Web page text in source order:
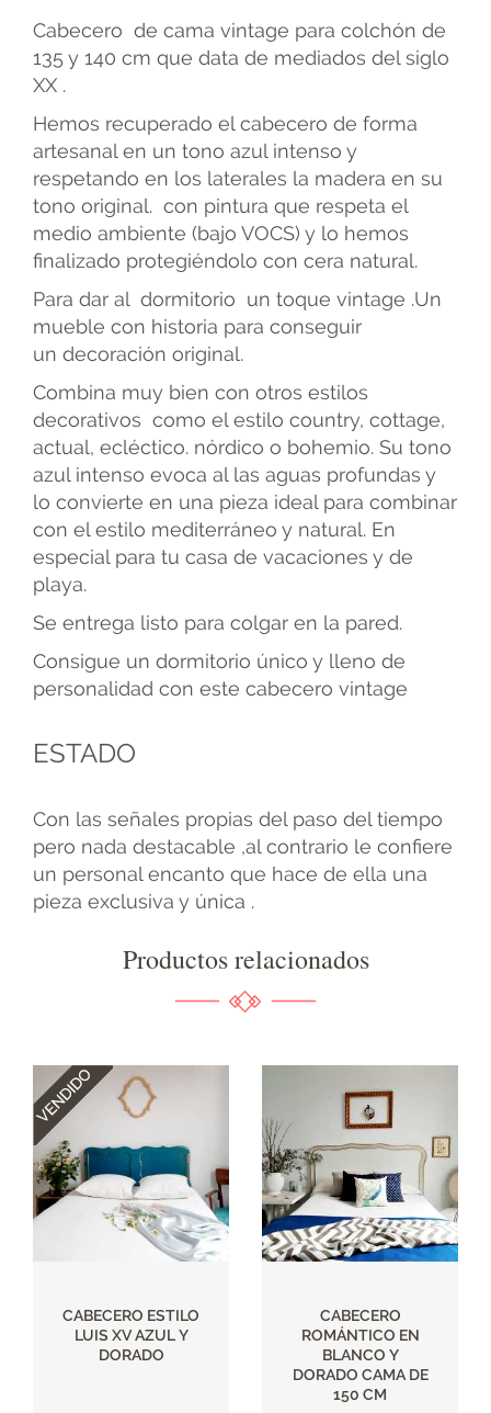
Cabecero de cama vintage para colchón de
135 y 140 cm que data de mediados del siglo
XX .
Hemos recuperado el cabecero de forma
artesanal en un tono azul intenso y
respetando en los laterales la madera en su
tono original. con pintura que respeta el
medio ambiente (bajo VOCS) y lo hemos
finalizado protegiéndolo con cera natural.
Para dar al dormitorio un toque vintage .Un
mueble con historia para conseguir
un decoración original.
Combina muy bien con otros estilos
decorativos como el estilo country, cottage,
actual, ecléctico. nórdico o bohemio. Su tono
azul intenso evoca al las aguas profundas y
lo convierte en una pieza ideal para combinar
con el estilo mediterráneo y natural. En
especial para tu casa de vacaciones y de
playa.
Se entrega listo para colgar en la pared.
Consigue un dormitorio único y lleno de
personalidad con este cabecero vintage
ESTADO
Con las señales propias del paso del tiempo
pero nada destacable ,al contrario le confiere
un personal encanto que hace de ella una
pieza exclusiva y única .
Productos relacionados
CABECERO ESTILO
LUIS XV AZUL Y
DORADO
CABECERO
ROMÁNTICO EN
BLANCO Y
DORADO CAMA DE
150 CM